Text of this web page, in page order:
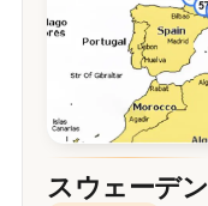
スウェーデン